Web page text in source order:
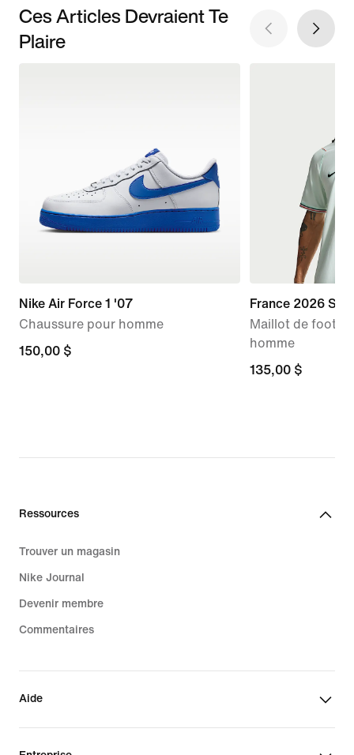
Ces Articles Devraient Te
Plaire
Nike Air Force 1 '07
Chaussure pour homme
150,00 $
150,00 $
France 2026
Maillot de foot
homme
135,00 $
135,00 $
Ressources
Trouver un magasin
Nike Journal
Devenir membre
Commentaires
Aide